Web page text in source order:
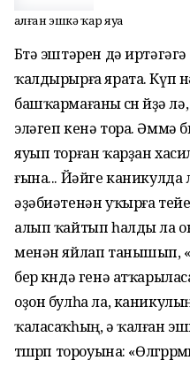
Ҡалған эшкә ҡар яуа
Бөтә эштәрен дә
ҡалдырырға ярата. Күп
башҡармағаны өсөн өйҙә
эләгеп кенә тора. Әммә
яуып торған ҡарҙан
ғына... Йәйге каникулда
әҙәбиәтенән уҡырға
алып ҡайтып һалды ла
менән яйлап танышып,
бер көндә генә
оҙон булһа ла,
ҡаласаҡһың, ә ҡалған
төшөрөп тороуына: